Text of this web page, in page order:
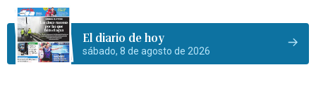
El diario de hoy
sábado, 8 de agosto de 2026